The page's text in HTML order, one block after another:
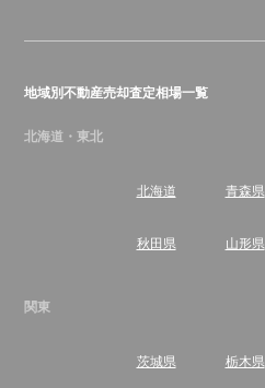
地域別不動産売却査定相場一覧
北海道・東北
北海道 青森県
秋田県 山形県
関東
茨城県 栃木県